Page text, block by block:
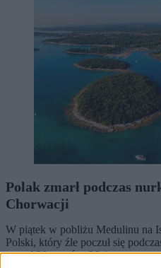
Polak zmarł podczas
Chorwacji
W piątek w pobliżu Medulinu na
Polski, który źle poczuł się
ponad 20 metrów. Mężczyznę